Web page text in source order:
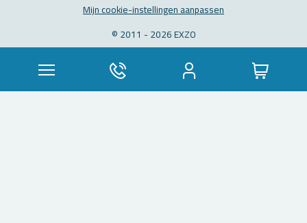
Mijn coo­kie-in­stel­lin­gen aan­pas­sen
© 2011 - 2026 EXZO